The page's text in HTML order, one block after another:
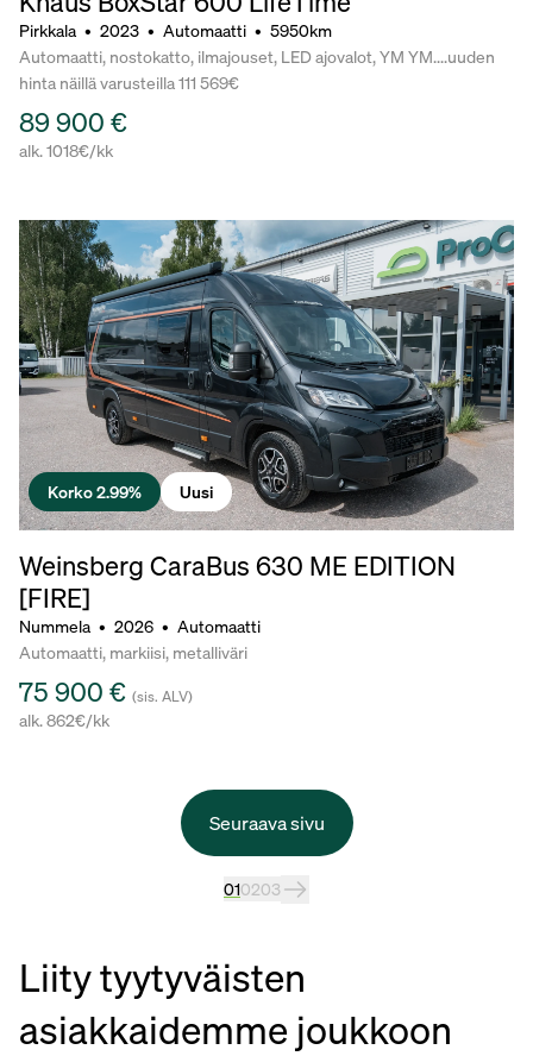
Pirkkala • 2023 • Automaatti • 5950km
Automaatti, nostokatto, ilmajouset, LED ajovalot, YM YM....uuden
hinta näillä varusteilla 111 569€
89 900 €
alk. 1018€/kk
Korko 2.99% Uusi
Weinsberg CaraBus 630 ME EDITION
[FIRE]
Nummela • 2026 • Automaatti
Automaatti, markiisi, metalliväri
75 900 € (sis. ALV)
alk. 862€/kk
Seuraava sivu
010203
Liity tyytyväisten
asiakkaidemme joukkoon